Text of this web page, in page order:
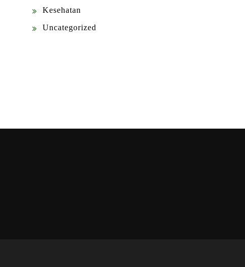
Kesehatan
Uncategorized